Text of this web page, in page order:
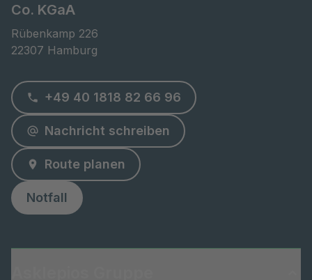
Co. KGaA
Rübenkamp 226
22307 Hamburg
+49 40 1818 82 66 96
Nachricht schreiben
Route planen
Notfall